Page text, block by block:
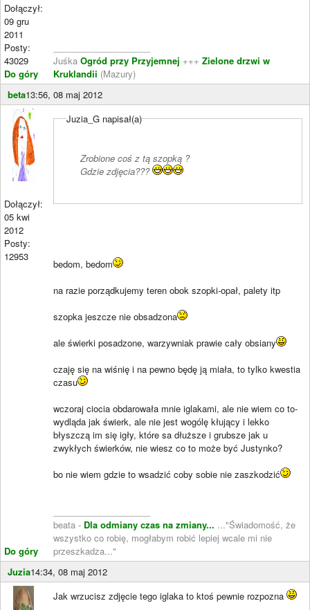
Dołączył:
09 gru
2011
Posty:
43029
Do góry
Juśka Ogród przy Przyjemnej +++ Zielone drzwi w
Kruklandii (Mazury)
beta13:56, 08 maj 2012
Dołączył:
05 kwi
2012
Posty:
12953
Do góry
Juzia_G napisał(a)
Zrobione coś z tą szopką ?
Gdzie zdjęcia???
bedom, bedom
na razie porządkujemy teren obok szopki-opał, palety itp
szopka jeszcze nie obsadzona
ale świerki posadzone, warzywniak prawie cały obsiany
czaję się na wiśnię i na pewno będę ją miała, to tylko kwestia
czasu
wczoraj ciocia obdarowała mnie iglakami, ale nie wiem co to-
wydląda jak świerk, ale nie jest wogólę kłujący i lekko
błyszczą im się igły, które sa dłuższe i grubsze jak u
zwykłych świerków, nie wiesz co to może być Justynko?
bo nie wiem gdzie to wsadzić coby sobie nie zaszkodzić
beata - Dla odmiany czas na zmiany... ..."Świadomość, że
wszystko co robię, mogłabym robić lepiej wcale mi nie
przeszkadza..."
Juzia14:34, 08 maj 2012
Jak wrzucisz zdjęcie tego iglaka to ktoś pewnie rozpozna